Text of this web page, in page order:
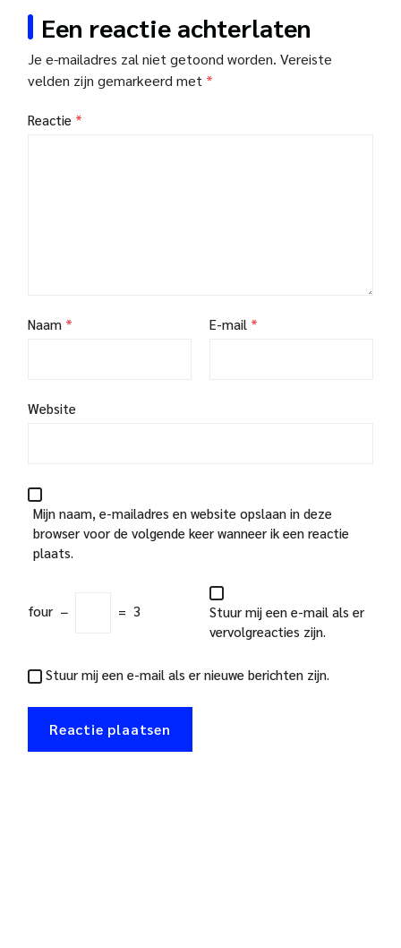
Een reactie achterlaten
Je e-mailadres zal niet getoond worden. Vereiste
velden zijn gemarkeerd met *
Reactie *
Naam * E-mail *
Website
Mijn naam, e-mailadres en website opslaan in deze
browser voor de volgende keer wanneer ik een reactie
plaats.
four − = 3
Stuur mij een e-mail als er
vervolgreacties zijn.
Stuur mij een e-mail als er nieuwe berichten zijn.